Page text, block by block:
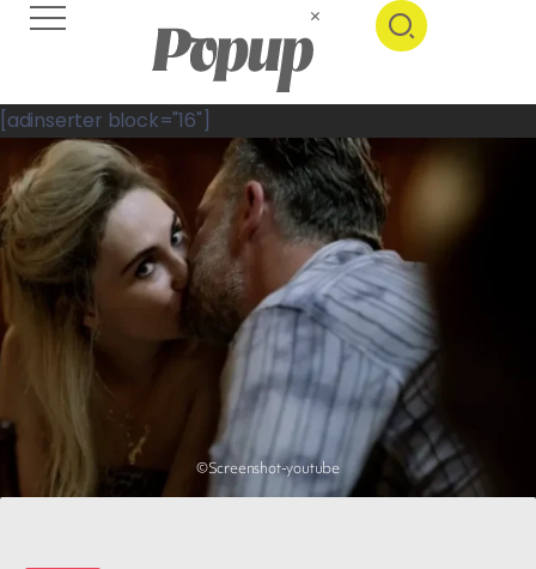
[adinserter block="16"]
©Screenshot-youtube